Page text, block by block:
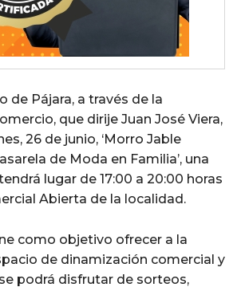
de Pájara, a través de la
que dirije Juan José Viera,
26 de junio, ‘Morro Jable
de Moda en Familia’, una
lugar de 17:00 a 20:00 horas
Abierta de la localidad.
como objetivo ofrecer a la
de dinamización comercial y
podrá disfrutar de sorteos,